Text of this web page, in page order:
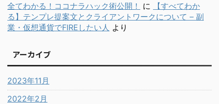
全てわかる！ココナラハック術公開！
に
【すべてわか
る】テンプレ提案文とクライアントワークについて – 副
業・仮想通貨でFIREしたい人 より
アーカイブ
2023年11月
2022年2月